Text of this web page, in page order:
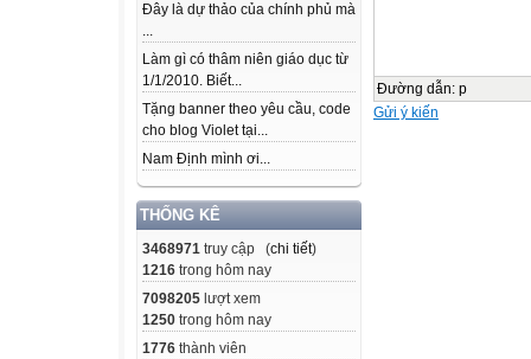
Đây là dự thảo của chính phủ mà
...
Làm gì có thâm niên giáo dục từ
1/1/2010. Biết...
Tặng banner theo yêu cầu, code
cho blog Violet tại...
Nam Định mình ơi...
THỐNG KÊ
3468971 truy cập (chi tiết)
1216 trong hôm nay
7098205 lượt xem
1250 trong hôm nay
1776 thành viên
Đường dẫn: p
Gửi ý kiến